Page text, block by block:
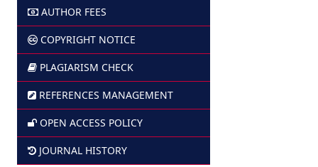
AUTHOR FEES
COPYRIGHT NOTICE
PLAGIARISM CHECK
REFERENCES MANAGEMENT
OPEN ACCESS POLICY
JOURNAL HISTORY